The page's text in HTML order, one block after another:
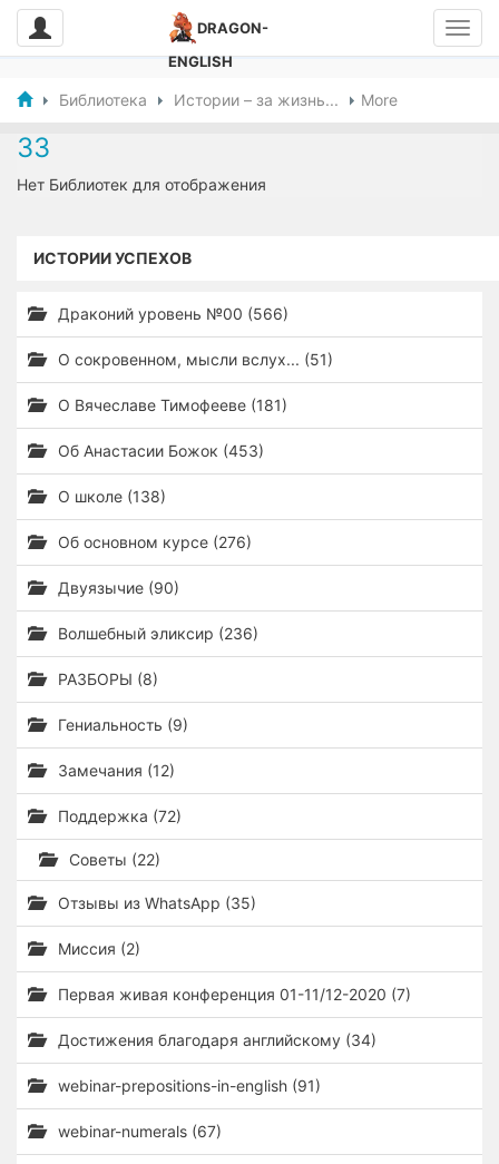
DRAGON-
ENGLISH
Библиотека Истории – за жизнь... More
33
Нет Библиотек для отображения
ИСТОРИИ УСПЕХОВ
Драконий уровень №00 (566)
О сокровенном, мысли вслух... (51)
О Вячеславе Тимофееве (181)
Об Анастасии Божок (453)
О школе (138)
Об основном курсе (276)
Двуязычие (90)
Волшебный эликсир (236)
РАЗБОРЫ (8)
Гениальность (9)
Замечания (12)
Поддержка (72)
Советы (22)
Отзывы из WhatsApp (35)
Миссия (2)
Первая живая конференция 01-11/12-2020 (7)
Достижения благодаря английскому (34)
webinar-prepositions-in-english (91)
webinar-numerals (67)